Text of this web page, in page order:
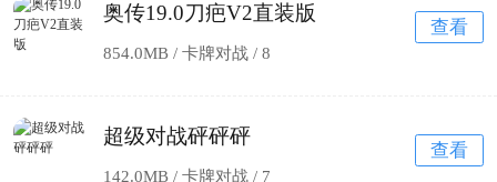
奥传19.0刀疤V2直装版
854.0MB / 卡牌对战 /8
查看
超级对战砰砰砰
142.0MB / 卡牌对战 / 7
查看